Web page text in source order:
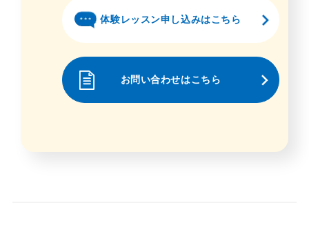
体験レッスン申し込みはこちら
お問い合わせはこちら